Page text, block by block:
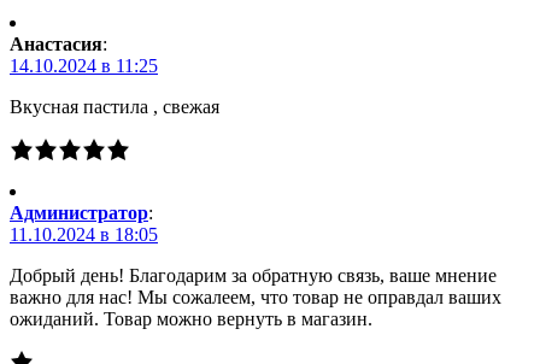
Анастасия:
14.10.2024 в 11:25
Вкусная пастила , свежая
Администратор:
11.10.2024 в 18:05
Добрый день! Благодарим за обратную связь, ваше мнение
важно для нас! Мы сожалеем, что товар не оправдал ваших
ожиданий. Товар можно вернуть в магазин.